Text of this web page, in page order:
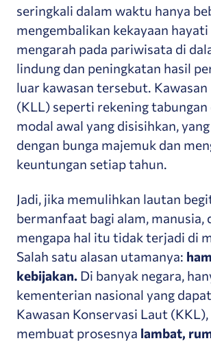
seringkali dalam waktu hanya
mengembalikan kekayaan
mengarah pada pariwisata di
lindung dan peningkatan hasil
luar kawasan tersebut.
(KLL) seperti rekening tabungan
modal awal yang disisihkan,
dengan bunga majemuk dan
keuntungan setiap tahun.
Jadi, jika memulihkan lautan
bermanfaat bagi alam, manusia,
mengapa hal itu tidak terjadi di
Salah satu alasan utamanya:
kebijakan.Di banyak negara,
kementerian nasional yang
Kawasan Konservasi Laut (KKL),
membuat prosesnya lambat,